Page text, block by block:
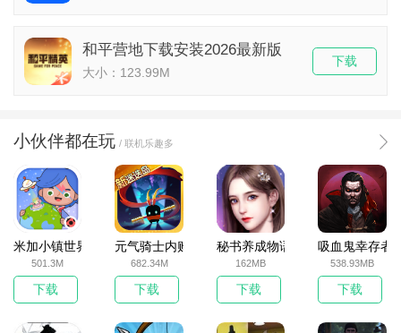
和平营地下载安装2026最新版
大小：123.99M
下载
小伙伴都在玩 / 联机乐趣多
米加小镇世界2025官方版
501.3M
下载
元气骑士内购破解版
682.34M
下载
秘书养成物语
162MB
下载
吸血鬼幸存者
538.93MB
下载